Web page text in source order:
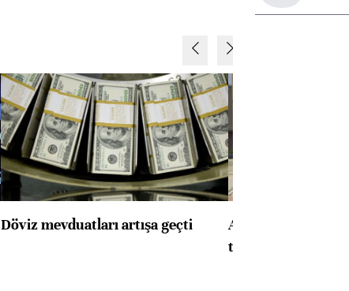
Döviz mevduatları artışa geçti
ABD'de konut
toparlandı